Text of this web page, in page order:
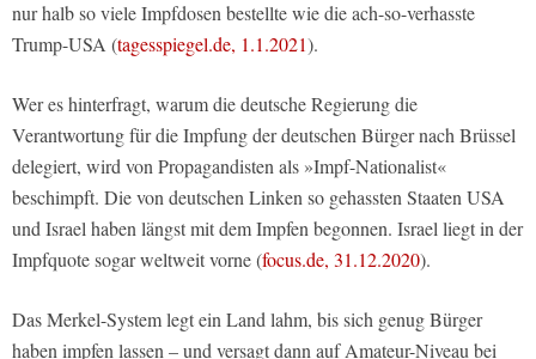
nur halb so viele Impfdosen bestellte wie die ach-so-verhasste
Trump-USA (tagesspiegel.de, 1.1.2021).
Wer es hinterfragt, warum die deutsche Regierung die
Verantwortung für die Impfung der deutschen Bürger nach Brüssel
delegiert, wird von Propagandisten als »Impf-Nationalist«
beschimpft. Die von deutschen Linken so gehassten Staaten USA
und Israel haben längst mit dem Impfen begonnen. Israel liegt in der
Impfquote sogar weltweit vorne (focus.de, 31.12.2020).
Das Merkel-System legt ein Land lahm, bis sich genug Bürger
haben impfen lassen – und versagt dann auf Amateur-Niveau bei